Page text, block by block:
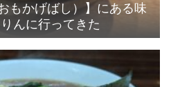
もかげばし）】にある味
んに行ってきた